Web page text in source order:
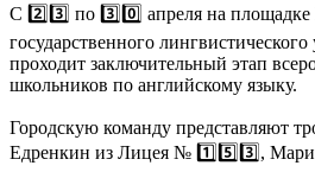
С 2️⃣3️⃣ по 3️⃣0️⃣ апреля на площадке
государственного
проходит заключительный этап
школьников по английскому языку.
Городскую команду представляют
Едренкин из Лицея № 1️⃣5️⃣3️⃣,